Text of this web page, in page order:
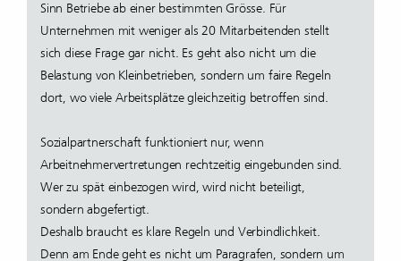
Sinn Betriebe ab einer bestimmten Grösse. Für
Unternehmen mit weniger als 20 Mitarbeitenden stellt
sich diese Frage gar nicht. Es geht also nicht um die
Belastung von Kleinbetrieben, sondern um faire Regeln
dort, wo viele Arbeitsplätze gleichzeitig betroffen sind.
Sozialpartnerschaft funktioniert nur, wenn
Arbeitnehmervertretungen rechtzeitig eingebunden sind.
Wer zu spät einbezogen wird, wird nicht beteiligt,
sondern abgefertigt.
Deshalb braucht es klare Regeln und Verbindlichkeit.
Denn am Ende geht es nicht um Paragrafen, sondern um